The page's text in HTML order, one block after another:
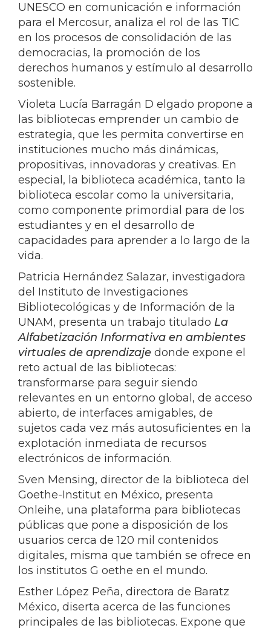
UNESCO en comunicación e información
para el Mercosur, analiza el rol de las TIC
en los procesos de consolidación de las
democracias, la promoción de los
derechos humanos y estímulo al desarrollo
sostenible.
Violeta Lucía Barragán D elgado propone a
las bibliotecas emprender un cambio de
estrategia, que les permita convertirse en
instituciones mucho más dinámicas,
propositivas, innovadoras y creativas. En
especial, la biblioteca académica, tanto la
biblioteca escolar como la universitaria,
como componente primordial para de los
estudiantes y en el desarrollo de
capacidades para aprender a lo largo de la
vida.
Patricia Hernández Salazar, investigadora
del Instituto de Investigaciones
Bibliotecológicas y de Información de la
UNAM, presenta un trabajo titulado La
Alfabetización Informativa en ambientes
virtuales de aprendizaje donde expone el
reto actual de las bibliotecas:
transformarse para seguir siendo
relevantes en un entorno global, de acceso
abierto, de interfaces amigables, de
sujetos cada vez más autosuficientes en la
explotación inmediata de recursos
electrónicos de información.
Sven Mensing, director de la biblioteca del
Goethe-Institut en México, presenta
Onleihe, una plataforma para bibliotecas
públicas que pone a disposición de los
usuarios cerca de 120 mil contenidos
digitales, misma que también se ofrece en
los institutos G oethe en el mundo.
Esther López Peña, directora de Baratz
México, diserta acerca de las funciones
principales de las bibliotecas. Expone que